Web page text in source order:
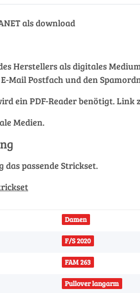
als download
Herstellers als digitales
Mail Postfach und den
ein PDF-Reader benötigt. Link
Medien.
passende Strickset.
Damen
F/S 2020
FAM 263
Pullover langarm